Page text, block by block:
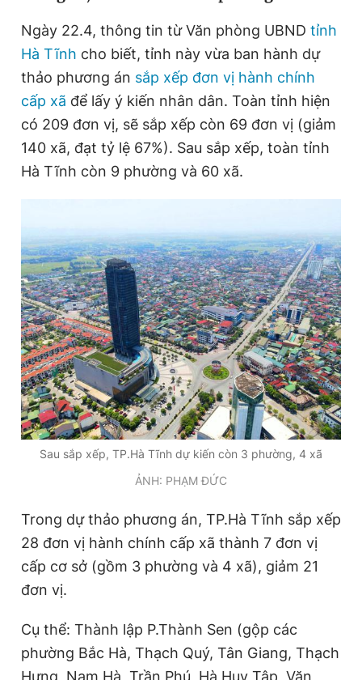
Sản phẩm khác
Tiện ích Bạn cần biết
Thông tin tòa soạn Liên hệ quảng cáo
Đọc Thanh Niên trên điện thoại
Theo dõi báo trên
Hotline
0906 645 777
Liên hệ quảng cáo
0908 780 404
Quảng cáo RSS Tòa soạn
Tổng biên tập: Nguyễn Ngọc Toàn
Phó tổng biên tập thường trực: Hải Thành
Phó tổng biên tập: Lâm Hiếu Dũng
Phó tổng biên tập: Trần Việt Hưng
Tổng thư ký tòa soạn: Đức Trung
Giấy phép xuất bản số 110/GP - BTTTT cấp ngày 24.3.2020
chép dưới mọi hình thức nếu không có sự chấp thuận bằng văn
bản. Phát triển bởi ePi Technologies, JSC.
Ngày 22.4, thông tin từ Văn phòng UBND tỉnh
Hà Tĩnh cho biết, tỉnh này vừa ban hành dự
thảo phương án sắp xếp đơn vị hành chính
cấp xã để lấy ý kiến nhân dân. Toàn tỉnh hiện
có 209 đơn vị, sẽ sắp xếp còn 69 đơn vị (giảm
140 xã, đạt tỷ lệ 67%). Sau sắp xếp, toàn tỉnh
Hà Tĩnh còn 9 phường và 60 xã.
Sau sắp xếp, TP.Hà Tĩnh dự kiến còn 3 phường, 4 xã
ẢNH: PHẠM ĐỨC
Trong dự thảo phương án, TP.Hà Tĩnh sắp xếp
28 đơn vị hành chính cấp xã thành 7 đơn vị
cấp cơ sở (gồm 3 phường và 4 xã), giảm 21
đơn vị.
Cụ thể: Thành lập P.Thành Sen (gộp các
phường Bắc Hà, Thạch Quý, Tân Giang, Thạch
Hưng, Nam Hà, Trần Phú, Hà Huy Tập, Văn